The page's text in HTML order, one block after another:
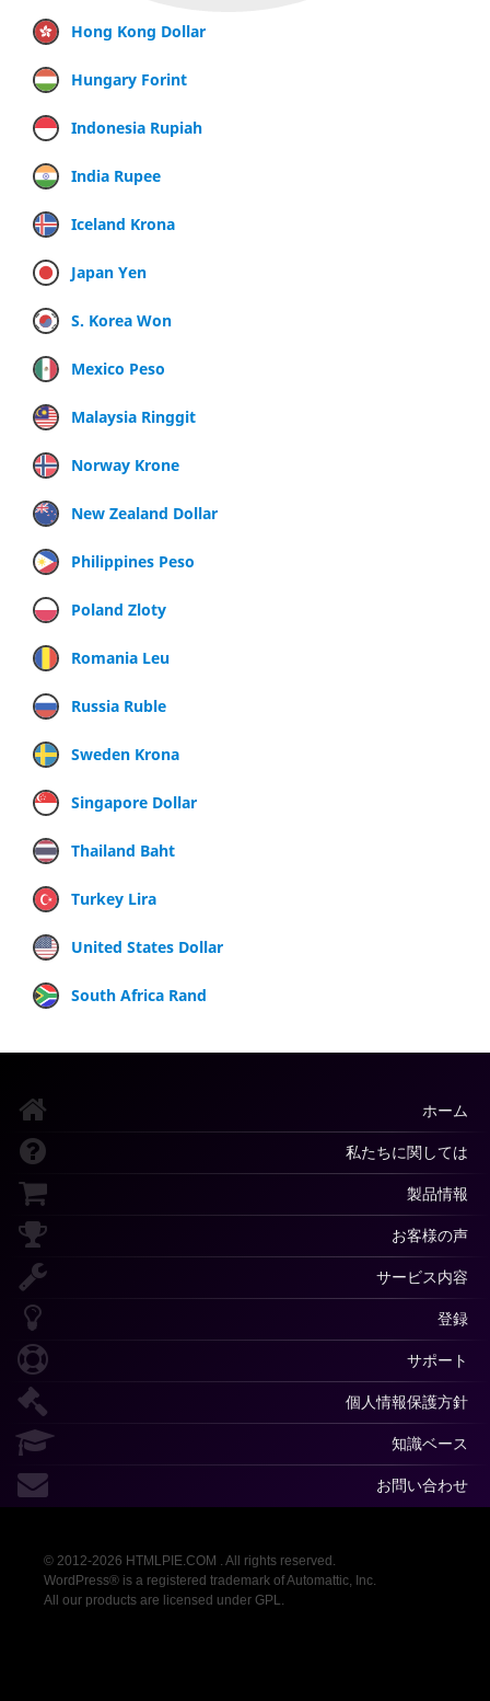
Hong Kong Dollar
Hungary Forint
Indonesia Rupiah
India Rupee
Iceland Krona
Japan Yen
S. Korea Won
Mexico Peso
Malaysia Ringgit
Norway Krone
New Zealand Dollar
Philippines Peso
Poland Zloty
Romania Leu
Russia Ruble
Sweden Krona
Singapore Dollar
Thailand Baht
Turkey Lira
United States Dollar
South Africa Rand
ホーム
私たちに関しては
製品情報
お客様の声
サービス内容
登録
サポート
個人情報保護方針
知識ベース
お問い合わせ
© 2012-2026 HTMLPIE.COM . All rights reserved.
WordPress® is a registered trademark of Automattic, Inc.
All our products are licensed under GPL.